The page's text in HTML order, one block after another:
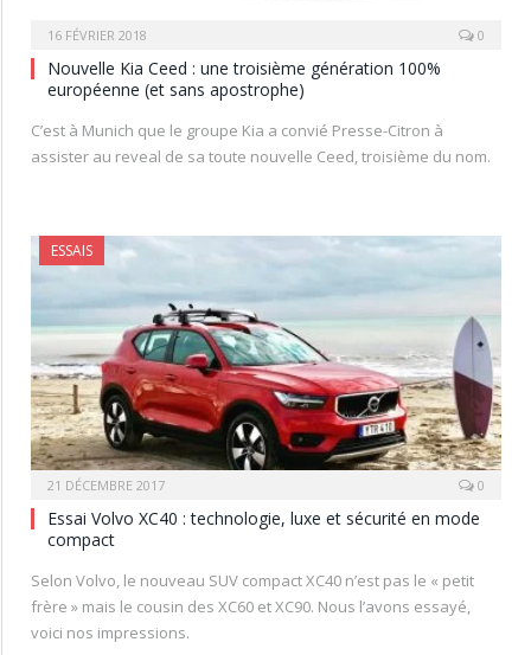
16 FÉVRIER 2018 0
Nouvelle Kia Ceed : une troisième génération 100%
européenne (et sans apostrophe)
C’est à Munich que le groupe Kia a convié Presse-Citron à
assister au reveal de sa toute nouvelle Ceed, troisième du nom.
ESSAIS
21 DÉCEMBRE 2017 0
Essai Volvo XC40 : technologie, luxe et sécurité en mode
compact
Selon Volvo, le nouveau SUV compact XC40 n’est pas le « petit
frère » mais le cousin des XC60 et XC90. Nous l’avons essayé,
voici nos impressions.